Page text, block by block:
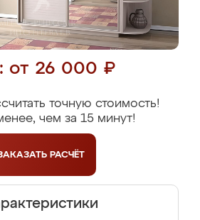
от 26 000 ₽
точную стоимость!
чем за 15 минут!
РАСЧЁТ